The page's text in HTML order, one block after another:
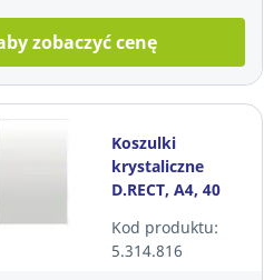
zobaczyć cenę
Koszulki
krystaliczne
D.RECT, A4, 40
sztuk*
Kod produktu:
5.314.816